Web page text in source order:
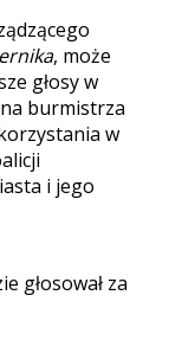
, może
głosy w
burmistrza
w
i jego
głosował za